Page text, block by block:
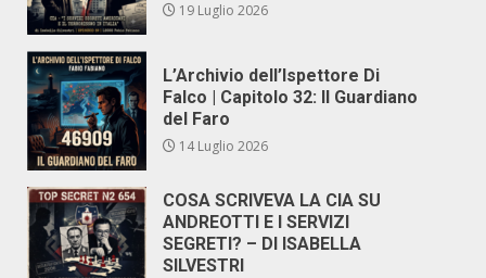
19 Luglio 2026
L’Archivio dell’Ispettore Di
Falco | Capitolo 32: Il Guardiano
del Faro
14 Luglio 2026
COSA SCRIVEVA LA CIA SU
ANDREOTTI E I SERVIZI
SEGRETI? – DI ISABELLA
SILVESTRI